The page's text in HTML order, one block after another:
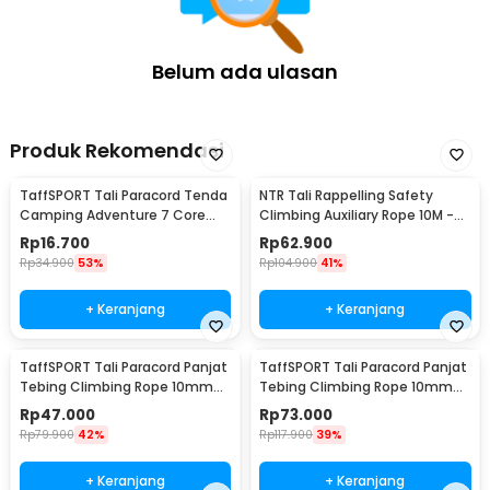
Belum ada ulasan
Produk Rekomendasi
TaffSPORT Tali Paracord Tenda
Camping Adventure 7 Core
4mm 31M - SS01
Rp16.700
Rp34.900 53%
+ Keranjang
NTR Tali Rappelling Safety
Climbing Auxiliary Rope 10M -
E203
Rp62.900
Rp104.900 41%
+ Keranjang
TaffSPORT Tali Paracord Panjat
Tebing Climbing Rope 10mm
Steel Buckle 10M - P4
Rp47.000
Rp79.900 42%
+ Keranjang
TaffSPORT Tali Paracord Panjat
Tebing Climbing Rope 10mm
Steel Buckle 20M - P4
Rp73.000
Rp117.900 39%
+ Keranjang